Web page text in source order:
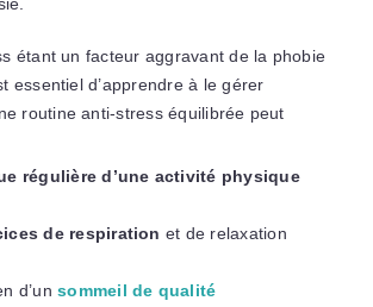
étant un facteur aggravant de la phobie
essentiel d’apprendre à le gérer
routine anti-stress équilibrée peut
régulière d’une activité physique
de respiration et de relaxation
d’unsommeil de qualité